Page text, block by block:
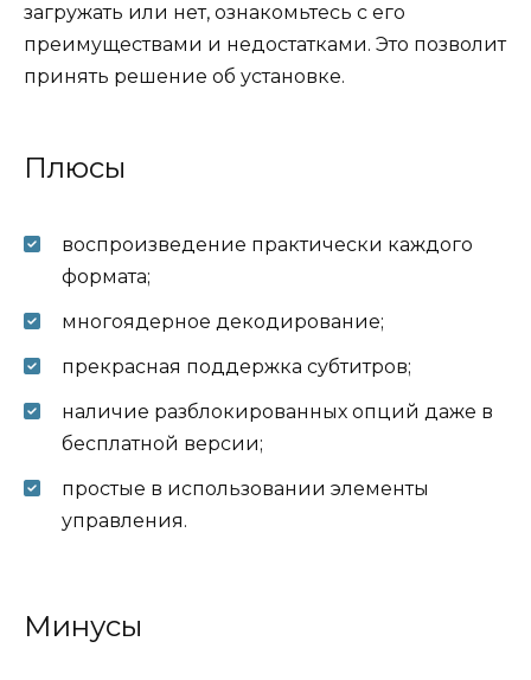
загружать или нет, ознакомьтесь с его
преимуществами и недостатками. Это позволит
принять решение об установке.
Плюсы
воспроизведение практически каждого
формата;
многоядерное декодирование;
прекрасная поддержка субтитров;
наличие разблокированных опций даже в
бесплатной версии;
простые в использовании элементы
управления.
Минусы